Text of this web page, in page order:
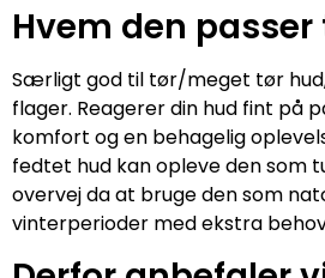
Hvem den passer
Særligt god til tør/meget tør
flager. Reagerer din hud fint på
komfort og en behagelig
fedtet hud kan opleve den som
overvej da at bruge den som
vinterperioder med ekstra